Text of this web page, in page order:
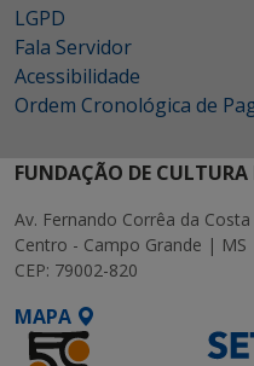
LGPD
Fala Servidor
Acessibilidade
Ordem Cronológica de
FUNDAÇÃO DE
Av. Fernando Corrêa da Costa
Centro - Campo Grande | MS
CEP: 79002-820
MAPA